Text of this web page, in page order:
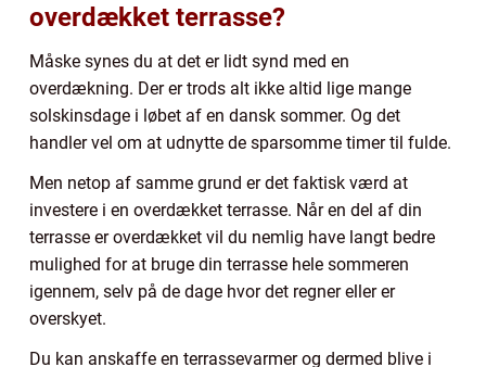
overdækket terrasse?
Måske synes du at det er lidt synd med en
overdækning. Der er trods alt ikke altid lige mange
solskinsdage i løbet af en dansk sommer. Og det
handler vel om at udnytte de sparsomme timer til fulde.
Men netop af samme grund er det faktisk værd at
investere i en overdækket terrasse. Når en del af din
terrasse er overdækket vil du nemlig have langt bedre
mulighed for at bruge din terrasse hele sommeren
igennem, selv på de dage hvor det regner eller er
overskyet.
Du kan anskaffe en terrassevarmer og dermed blive i